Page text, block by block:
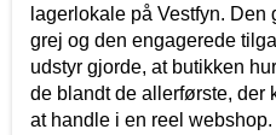
lagerlokale på Vestfyn.
grej og den engagerede
udstyr gjorde, at butikken
de blandt de allerførste, der
at handle i en reel